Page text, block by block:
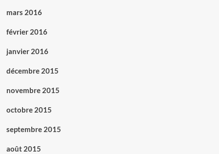
mars 2016
février 2016
janvier 2016
décembre 2015
novembre 2015
octobre 2015
septembre 2015
août 2015